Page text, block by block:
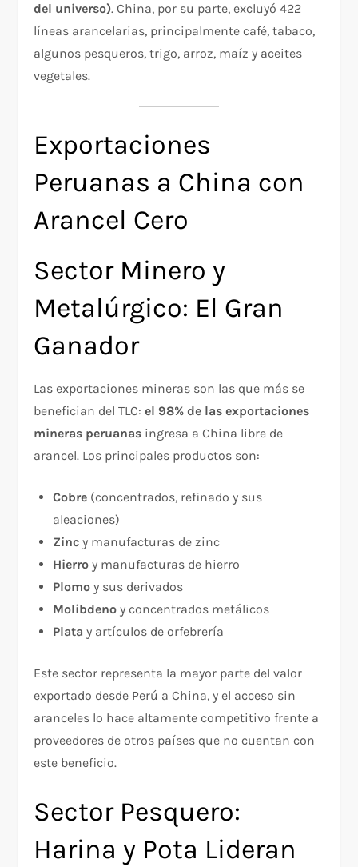
del universo). China, por su parte, excluyó 422
líneas arancelarias, principalmente café, tabaco,
algunos pesqueros, trigo, arroz, maíz y aceites
vegetales.
Exportaciones
Peruanas a China con
Arancel Cero
Sector Minero y
Metalúrgico: El Gran
Ganador
Las exportaciones mineras son las que más se
benefician del TLC:el 98% de las exportaciones
mineras peruanas ingresa a China libre de
arancel. Los principales productos son:
Cobre (concentrados, refinado y sus
aleaciones)
Zinc y manufacturas de zinc
Hierro y manufacturas de hierro
Plomo y sus derivados
Molibdeno y concentrados metálicos
Plata y artículos de orfebrería
Este sector representa la mayor parte del valor
exportado desde Perú a China, y el acceso sin
aranceles lo hace altamente competitivo frente a
proveedores de otros países que no cuentan con
este beneficio.
Sector Pesquero:
Harina y Pota Lideran